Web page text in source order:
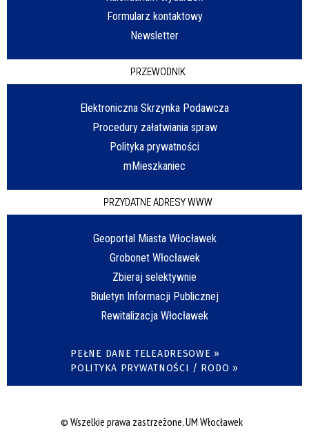
Formularz kontaktowy
Newsletter
PRZEWODNIK
Elektroniczna Skrzynka Podawcza
Procedury załatwiania spraw
Polityka prywatności
mMieszkaniec
PRZYDATNE ADRESY WWW
Geoportal Miasta Włocławek
Grobonet Włocławek
Zbieraj selektywnie
Biuletyn Informacji Publicznej
Rewitalizacja Włocławek
PEŁNE DANE TELEADRESOWE »
POLITYKA PRYWATNOŚCI / RODO »
© Wszelkie prawa zastrzeżone, UM Włocławek